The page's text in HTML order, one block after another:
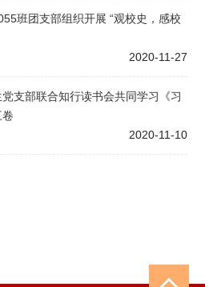
班团支部组织开展 “观校史，感校
2020-11-27
支部联合知行读书会共同学习《习
2020-11-10